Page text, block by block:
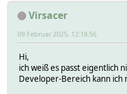
Virsacer
09 Februar 2025, 12:18:56
Hi,
ich weiß es passt eigentlich
Developer-Bereich kann ich